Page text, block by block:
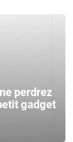
perdrez
gadget